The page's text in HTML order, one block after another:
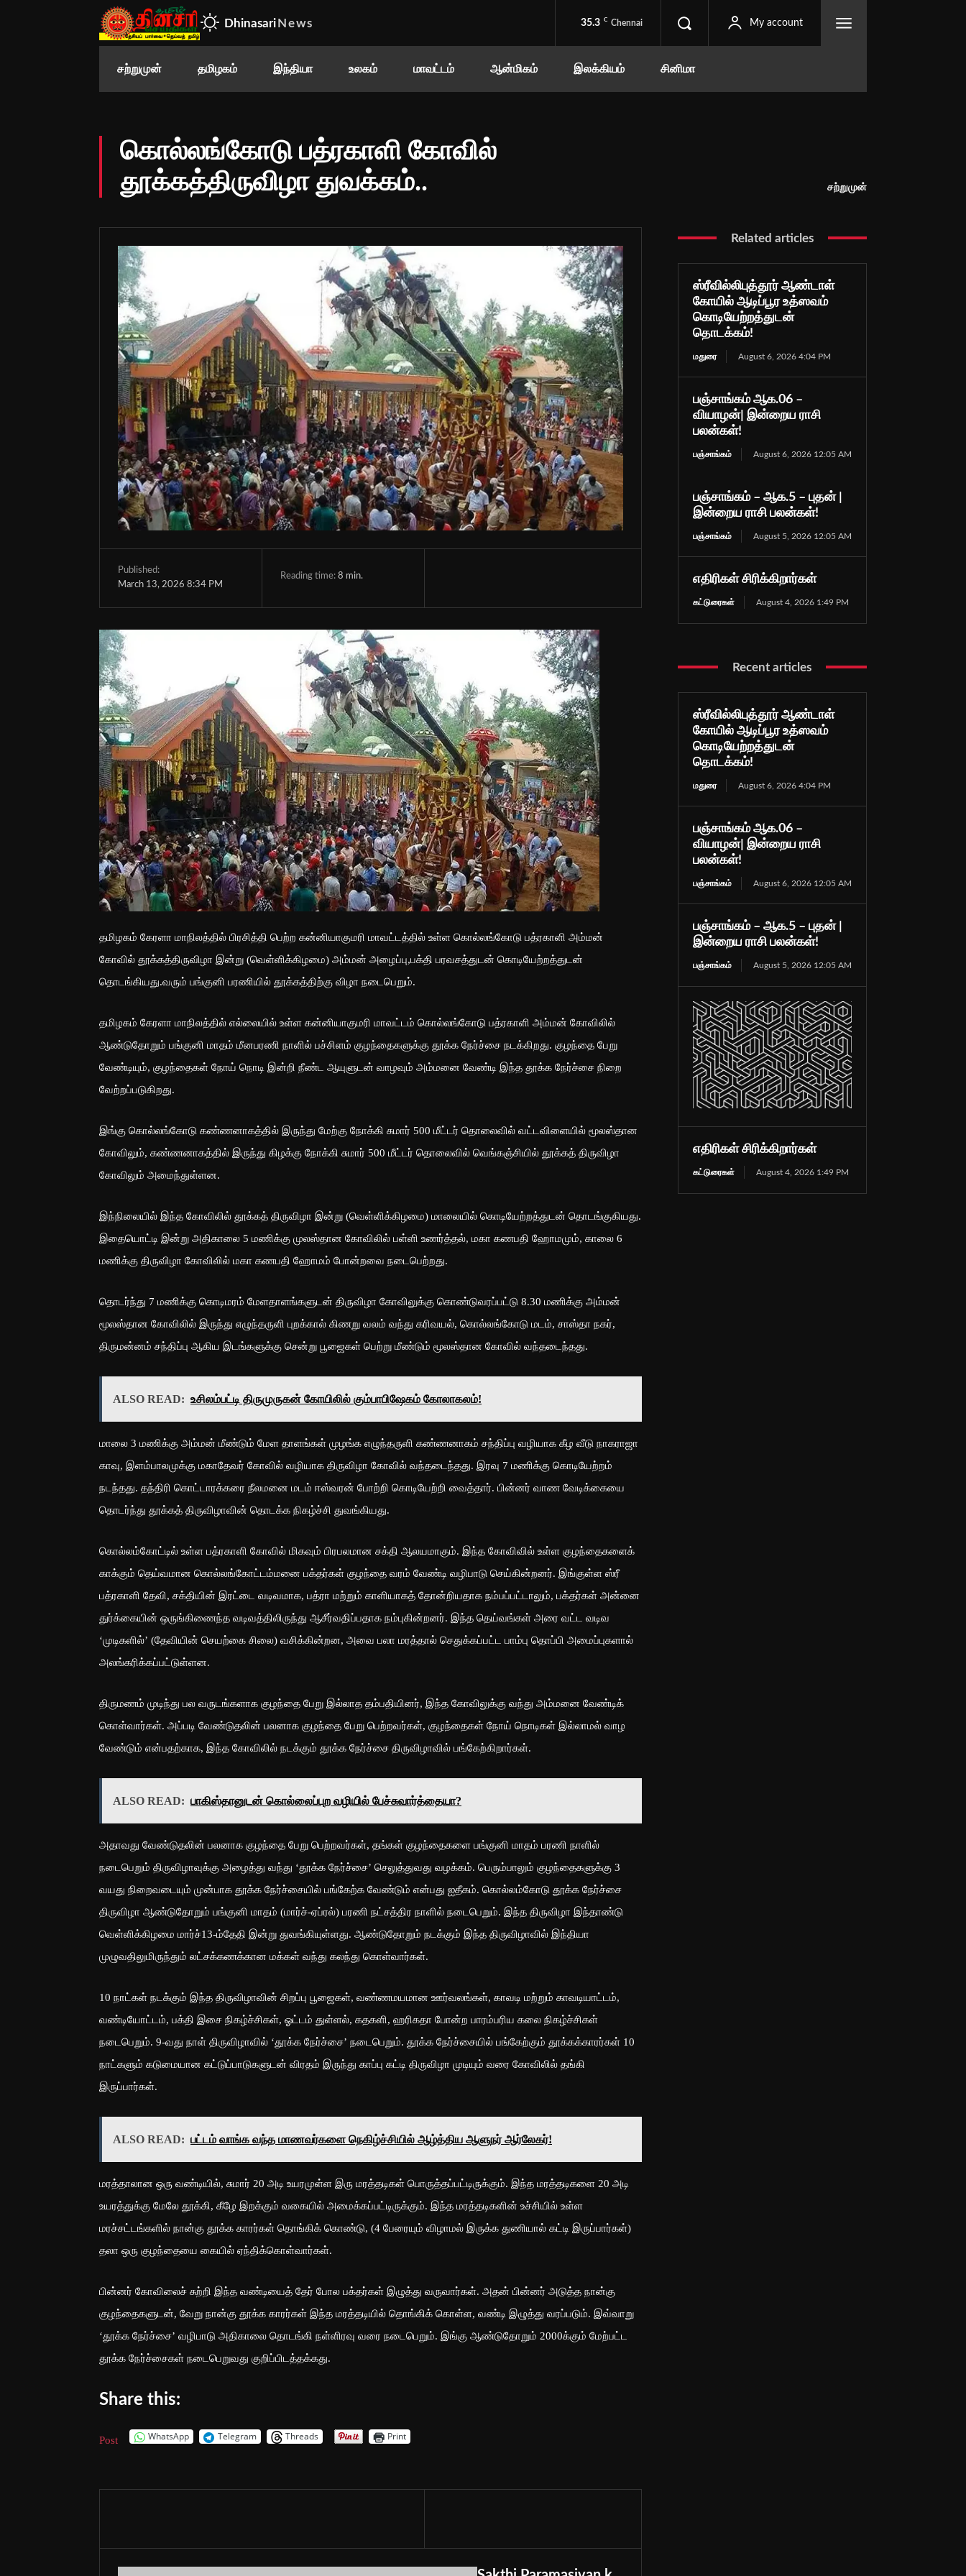
Dhinasari News 35.3 C Chennai My account
சற்றுமுன் தமிழகம் இந்தியா உலகம் மாவட்டம் ஆன்மிகம் இலக்கியம் சினிமா
கொல்லங்கோடு பத்ரகாளி கோவில்
தூக்கத்திருவிழா துவக்கம்..
சற்றுமுன்
Published:
March 13, 2026 8:34 PM
Reading time: 8 min.
தமிழகம் கேரளா மாநிலத்தில் பிரசித்தி பெற்ற கன்னியாகுமரி மாவட்டத்தில் உள்ள கொல்லங்கோடு பத்ரகாளி அம்மன்
கோவில் தூக்கத்திருவிழா இன்று (வெள்ளிக்கிழமை) அம்மன் அழைப்பு,பக்தி பரவசத்துடன் கொடியேற்றத்துடன்
தொடங்கியது.வரும் பங்குனி பரணியில் தூக்கத்திற்கு விழா நடைபெறும்.
தமிழகம் கேரளா மாநிலத்தில் எல்லையில் உள்ள கன்னியாகுமரி மாவட்டம் கொல்லங்கோடு பத்ரகாளி அம்மன் கோவிலில்
ஆண்டுதோறும் பங்குனி மாதம் மீனபரணி நாளில் பச்சிளம் குழந்தைகளுக்கு தூக்க நேர்ச்சை நடக்கிறது. குழந்தை பேறு
வேண்டியும், குழந்தைகள் நோய் நொடி இன்றி நீண்ட ஆயுளுடன் வாழவும் அம்மனை வேண்டி இந்த தூக்க நேர்ச்சை நிறை
வேற்றப்படுகிறது.
இங்கு கொல்லங்கோடு கண்ணனாகத்தில் இருந்து மேற்கு நோக்கி சுமார் 500 மீட்டர் தொலைவில் வட்டவிளையில் மூலஸ்தான
கோவிலும், கண்ணனாகத்தில் இருந்து கிழக்கு நோக்கி சுமார் 500 மீட்டர் தொலைவில் வெங்கஞ்சியில் தூக்கத் திருவிழா
கோவிலும் அமைந்துள்ளன.
இந்நிலையில் இந்த கோவிலில் தூக்கத் திருவிழா இன்று (வெள்ளிக்கிழமை) மாலையில் கொடியேற்றத்துடன் தொடங்குகியது.
இதையொட்டி இன்று அதிகாலை 5 மணிக்கு முலஸ்தான கோவிலில் பள்ளி உணர்த்தல், மகா கணபதி ஹோமமும், காலை 6
மணிக்கு திருவிழா கோவிலில் மகா கணபதி ஹோமம் போன்றவை நடைபெற்றது.
தொடர்ந்து 7 மணிக்கு கொடிமரம் மேளதாளங்களுடன் திருவிழா கோவிலுக்கு கொண்டுவரப்பட்டு 8.30 மணிக்கு அம்மன்
மூலஸ்தான கோவிலில் இருந்து எழுந்தருளி புறக்கால் கிணறு வலம் வந்து கரிவயல், கொல்லங்கோடு மடம், சாஸ்தா நகர்,
திருமன்னம் சந்திப்பு ஆகிய இடங்களுக்கு சென்று பூஜைகள் பெற்று மீண்டும் மூலஸ்தான கோவில் வந்தடைந்தது.
ALSO READ: உசிலம்பட்டி திருமுருகன் கோயிலில் கும்பாபிஷேகம் கோலாகலம்!
மாலை 3 மணிக்கு அம்மன் மீண்டும் மேள தாளங்கள் முழங்க எழுந்தருளி கண்ணனாகம் சந்திப்பு வழியாக கீழ வீடு நாகராஜா
காவு, இளம்பாலமுக்கு மகாதேவர் கோவில் வழியாக திருவிழா கோவில் வந்தடைந்தது. இரவு 7 மணிக்கு கொடியேற்றம்
நடந்தது. தந்திரி கொட்டாரக்கரை நீலமனை மடம் ஈஸ்வரன் போற்றி கொடியேற்றி வைத்தார். பின்னர் வாண வேடிக்கையை
தொடர்ந்து தூக்கத் திருவிழாவின் தொடக்க நிகழ்ச்சி துவங்கியது.
கொல்லம்கோட்டில் உள்ள பத்ரகாளி கோவில் மிகவும் பிரபலமான சக்தி ஆலயமாகும். இந்த கோவிவில் உள்ள குழந்தைகளைக்
காக்கும் தெய்வமான கொல்லங்கோட்டம்மனை பக்தர்கள் குழந்தை வரம் வேண்டி வழிபாடு செய்கின்றனர். இங்குள்ள ஸ்ரீ
பத்ரகாளி தேவி, சக்தியின் இரட்டை வடிவமாக, பத்ரா மற்றும் காளியாகத் தோன்றியதாக நம்பப்பட்டாலும், பக்தர்கள் அன்னை
துர்க்கையின் ஒருங்கிணைந்த வடிவத்திலிருந்து ஆசீர்வதிப்பதாக நம்புகின்றனர். இந்த தெய்வங்கள் அரை வட்ட வடிவ
‘முடிகளில்’ (தேவியின் செயற்கை சிலை) வசிக்கின்றன, அவை பலா மரத்தால் செதுக்கப்பட்ட பாம்பு தொப்பி அமைப்புகளால்
அலங்கரிக்கப்பட்டுள்ளன.
திருமணம் முடிந்து பல வருடங்களாக குழந்தை பேறு இல்லாத தம்பதியினர், இந்த கோவிலுக்கு வந்து அம்மனை வேண்டிக்
கொள்வார்கள். அப்படி வேண்டுதலின் பலனாக குழந்தை பேறு பெற்றவர்கள், குழந்தைகள் நோய் நொடிகள் இல்லாமல் வாழ
வேண்டும் என்பதற்காக, இந்த கோவிலில் நடக்கும் தூக்க நேர்ச்சை திருவிழாவில் பங்கேற்கிறார்கள்.
ALSO READ: பாகிஸ்தானுடன் கொல்லைப்புற வழியில் பேச்சுவார்த்தையா?
அதாவது வேண்டுதலின் பலனாக குழந்தை பேறு பெற்றவர்கள், தங்கள் குழந்தைகளை பங்குனி மாதம் பரணி நாளில்
நடைபெறும் திருவிழாவுக்கு அழைத்து வந்து ‘தூக்க நேர்ச்சை’ செலுத்துவது வழக்கம். பெரும்பாலும் குழந்தைகளுக்கு 3
வயது நிறைவடையும் முன்பாக தூக்க நேர்ச்சையில் பங்கேற்க வேண்டும் என்பது ஐதீகம். கொல்லம்கோடு தூக்க நேர்ச்சை
திருவிழா ஆண்டுதோறும் பங்குனி மாதம் (மார்ச்-ஏப்ரல்) பரணி நட்சத்திர நாளில் நடைபெறும். இந்த திருவிழா இந்தாண்டு
வெள்ளிக்கிழமை மார்ச்13-ம்தேதி இன்று துவங்கியுள்ளது. ஆண்டுதோறும் நடக்கும் இந்த திருவிழாவில் இந்தியா
முழுவதிலுமிருந்தும் லட்சக்கணக்கான மக்கள் வந்து கலந்து கொள்வார்கள்.
10 நாட்கள் நடக்கும் இந்த திருவிழாவின் சிறப்பு பூஜைகள், வண்ணமயமான ஊர்வலங்கள், காவடி மற்றும் காவடியாட்டம்,
வண்டியோட்டம், பக்தி இசை நிகழ்ச்சிகள், ஓட்டம் துள்ளல், கதகளி, ஹரிகதா போன்ற பாரம்பரிய கலை நிகழ்ச்சிகள்
நடைபெறும். 9-வது நாள் திருவிழாவில் ‘தூக்க நேர்ச்சை’ நடைபெறும். தூக்க நேர்ச்சையில் பங்கேற்கும் தூக்கக்காரர்கள் 10
நாட்களும் கடுமையான கட்டுப்பாடுகளுடன் விரதம் இருந்து காப்பு கட்டி திருவிழா முடியும் வரை கோவிலில் தங்கி
இருப்பார்கள்.
ALSO READ: பட்டம் வாங்க வந்த மாணவர்களை நெகிழ்ச்சியில் ஆழ்த்திய ஆளுநர் ஆர்லேகர்!
மரத்தாலான ஒரு வண்டியில், சுமார் 20 அடி உயரமுள்ள இரு மரத்தடிகள் பொருத்தப்பட்டிருக்கும். இந்த மரத்தடிகளை 20 அடி
உயரத்துக்கு மேலே தூக்கி, கீழே இறக்கும் வகையில் அமைக்கப்பட்டிருக்கும். இந்த மரத்தடிகளின் உச்சியில் உள்ள
மரச்சட்டங்களில் நான்கு தூக்க காரர்கள் தொங்கிக் கொண்டு, (4 பேரையும் விழாமல் இருக்க துணியால் கட்டி இருப்பார்கள்)
தலா ஒரு குழந்தையை கையில் ஏந்திக்கொள்வார்கள்.
பின்னர் கோவிலைச் சுற்றி இந்த வண்டியைத் தேர் போல பக்தர்கள் இழுத்து வருவார்கள். அதன் பின்னர் அடுத்த நான்கு
குழந்தைகளுடன், வேறு நான்கு தூக்க காரர்கள் இந்த மரத்தடியில் தொங்கிக் கொள்ள, வண்டி இழுத்து வரப்படும். இவ்வாறு
‘தூக்க நேர்ச்சை’ வழிபாடு அதிகாலை தொடங்கி நள்ளிரவு வரை நடைபெறும். இங்கு ஆண்டுதோறும் 2000க்கும் மேற்பட்ட
தூக்க நேர்ச்சைகள் நடைபெறுவது குறிப்பிடத்தக்கது.
Share this:
Post WhatsApp Telegram Threads Print
Related articles
ஸ்ரீவில்லிபுத்தூர் ஆண்டாள்
கோயில் ஆடிப்பூர உத்ஸவம்
கொடியேற்றத்துடன்
தொடக்கம்!
மதுரை August 6, 2026 4:04 PM
பஞ்சாங்கம் ஆக.06 –
வியாழன்| இன்றைய ராசி
பலன்கள்!
பஞ்சாங்கம் August 6, 2026 12:05 AM
பஞ்சாங்கம் – ஆக.5 – புதன் |
இன்றைய ராசி பலன்கள்!
பஞ்சாங்கம் August 5, 2026 12:05 AM
எதிரிகள் சிரிக்கிறார்கள்
கட்டுரைகள் August 4, 2026 1:49 PM
Recent articles
ஸ்ரீவில்லிபுத்தூர் ஆண்டாள்
கோயில் ஆடிப்பூர உத்ஸவம்
கொடியேற்றத்துடன்
தொடக்கம்!
மதுரை August 6, 2026 4:04 PM
பஞ்சாங்கம் ஆக.06 –
வியாழன்| இன்றைய ராசி
பலன்கள்!
பஞ்சாங்கம் August 6, 2026 12:05 AM
பஞ்சாங்கம் – ஆக.5 – புதன் |
இன்றைய ராசி பலன்கள்!
பஞ்சாங்கம் August 5, 2026 12:05 AM
எதிரிகள் சிரிக்கிறார்கள்
கட்டுரைகள் August 4, 2026 1:49 PM